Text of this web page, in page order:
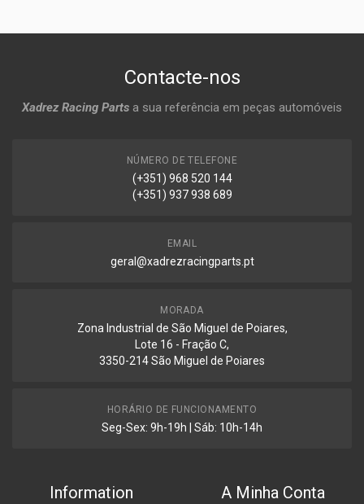
Contacte-nos
Xadrez Racing Parts a sua referência em peças automóveis
NÚMERO DE TELEFONE
(+351) 968 520 144
(+351) 937 938 689
EMAIL
geral@xadrezracingparts.pt
MORADA
Zona Industrial de São Miguel de Poiares,
Lote 16 - Fração C,
3350-214 São Miguel de Poiares
HORÁRIO DE FUNCIONAMENTO
Seg-Sex: 9h-19h | Sáb: 10h-14h
Information A Minha Conta